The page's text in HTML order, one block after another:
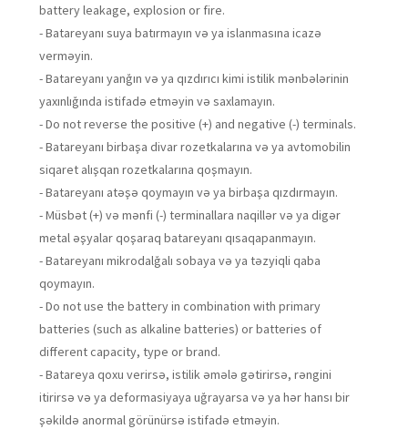
battery leakage, explosion or fire.
- Batareyanı suya batırmayın və ya islanmasına icazə
verməyin.
- Batareyanı yanğın və ya qızdırıcı kimi istilik mənbələrinin
yaxınlığında istifadə etməyin və saxlamayın.
- Do not reverse the positive (+) and negative (-) terminals.
- Batareyanı birbaşa divar rozetkalarına və ya avtomobilin
siqaret alışqan rozetkalarına qoşmayın.
- Batareyanı atəşə qoymayın və ya birbaşa qızdırmayın.
- Müsbət (+) və mənfi (-) terminallara naqillər və ya digər
metal əşyalar qoşaraq batareyanı qısaqapanmayın.
- Batareyanı mikrodalğalı sobaya və ya təzyiqli qaba
qoymayın.
- Do not use the battery in combination with primary
batteries (such as alkaline batteries) or batteries of
different capacity, type or brand.
- Batareya qoxu verirsə, istilik əmələ gətirirsə, rəngini
itirirsə və ya deformasiyaya uğrayarsa və ya hər hansı bir
şəkildə anormal görünürsə istifadə etməyin.